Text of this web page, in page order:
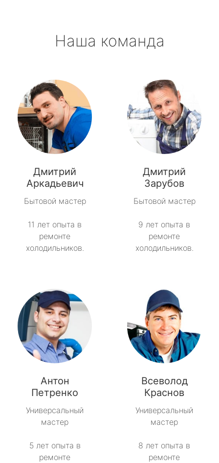
Наша команда
Дмитрий
Аркадьевич
Бытовой мастер
11 лет опыта в
ремонте
холодильников.
Дмитрий
Зарубов
Бытовой мастер
9 лет опыта в
ремонте
холодильников.
Антон
Петренко
Универсальный
мастер
5 лет опыта в
ремонте
Всеволод
Краснов
Универсальный
мастер
8 лет опыта в
ремонте